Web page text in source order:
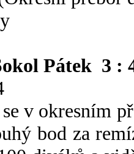
Pátek 3 :
v okresním
bod za